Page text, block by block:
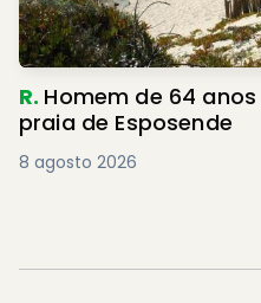
R. Homem de 64
praia de Esposende
8 agosto 2026